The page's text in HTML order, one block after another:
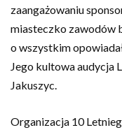
zaangażowaniu
miasteczko zawodów
o wszystkim
Jego kultowa audycja
Jakuszyc.
Organizacja 10